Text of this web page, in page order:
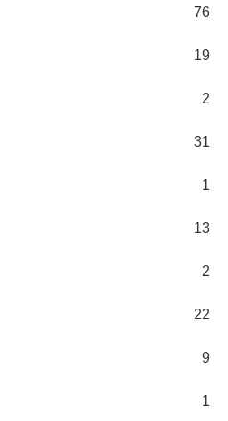
76
19
2
31
1
13
2
22
9
1